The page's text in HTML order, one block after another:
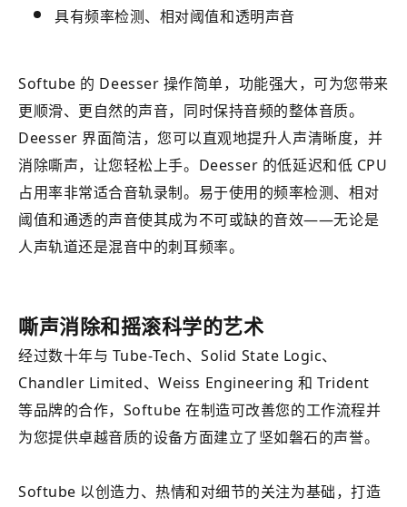
具有频率检测、相对阈值和透明声音
Softube 的 Deesser 操作简单，功能强大，可为您带来
更顺滑、更自然的声音，同时保持音频的整体音质。
Deesser 界面简洁，您可以直观地提升人声清晰度，并
消除嘶声，让您轻松上手。Deesser 的低延迟和低 CPU
占用率非常适合音轨录制。易于使用的频率检测、相对
阈值和通透的声音使其成为不可或缺的音效——无论是
人声轨道还是混音中的刺耳频率。
嘶声消除和摇滚科学的艺术
经过数十年与 Tube-Tech、Solid State Logic、
Chandler Limited、Weiss Engineering 和 Trident
等品牌的合作，Softube 在制造可改善您的工作流程并
为您提供卓越音质的设备方面建立了坚如磐石的声誉。
Softube 以创造力、热情和对细节的关注为基础，打造